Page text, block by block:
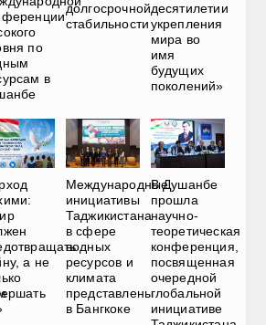
по
в
долгосрочной
стабильности
десятилетии
укрепления
мира во
имя
будущих
поколений»
а не
Международные
инициативы
Таджикистана
в сфере
водных
ресурсов и
климата
представлены
в Бангкоке
В Душанбе
прошла
научно-
теоретическая
конференция,
посвященная
очередной
глобальной
инициативе